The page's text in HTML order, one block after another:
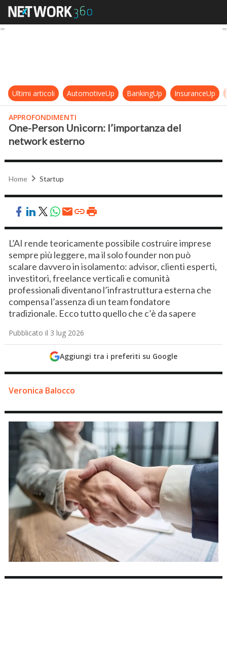
One-Person Unicorn:
Ultimi articoli AutomotiveUp BankingUp InsuranceUp
APPROFONDIMENTI
One-Person Unicorn: l’importanza del
network esterno
Home Startup
L’AI rende teoricamente possibile costruire imprese
sempre più leggere, ma il solo founder non può
scalare davvero in isolamento: advisor, clienti esperti,
investitori, freelance verticali e comunità
professionali diventano l’infrastruttura esterna che
compensa l’assenza di un team fondatore
tradizionale. Ecco tutto quello che c’è da sapere
Pubblicato il 3 lug 2026
Aggiungi tra i preferiti su Google
Veronica Balocco